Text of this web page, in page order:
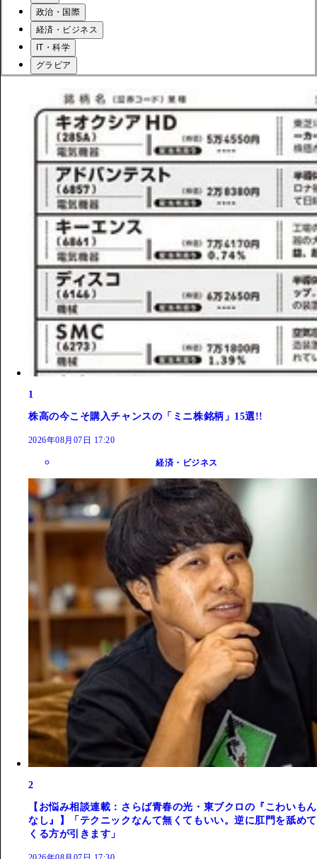
政治・国際
経済・ビジネス
IT・科学
グラビア
1
株高の今こそ購入チャンスの「ミニ株銘柄」15選!!
2026年08月07日 17:20
経済・ビジネス
2
【お悩み相談連載：さらば青春の光・東ブクロの『こわいもん
なし』】「テクニックなんて無くてもいい。逆に肛門を舐めて
くる方が引きます」